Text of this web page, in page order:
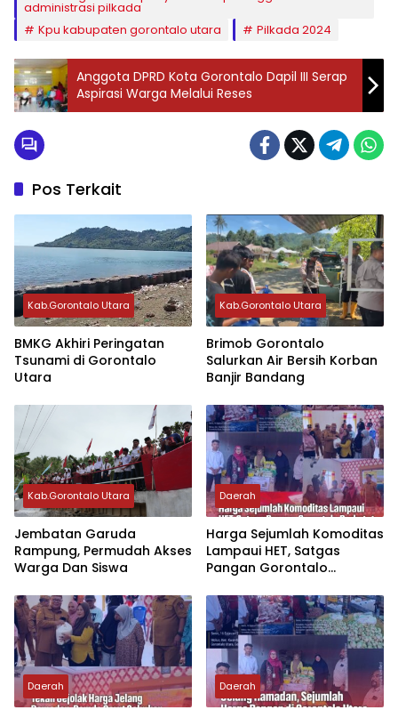
administrasi pilkada
Kpu kabupaten gorontalo utara
Pilkada 2024
Anggota DPRD Kota Gorontalo Dapil III Serap
Aspirasi Warga Melalui Reses
Pos Terkait
Kab.Gorontalo Utara
BMKG Akhiri Peringatan
Tsunami di Gorontalo
Utara
Kab.Gorontalo Utara
Brimob Gorontalo
Salurkan Air Bersih Korban
Banjir Bandang
Kab.Gorontalo Utara
Jembatan Garuda
Rampung, Permudah Akses
Warga Dan Siswa
Daerah
‎Harga Sejumlah Komoditas
Lampaui HET, Satgas
Pangan Gorontalo
Jelang Ramadhan‎‎
Daerah Daerah